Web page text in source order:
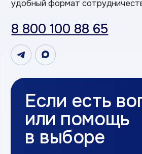
конфиденциальности иУсловиямиобработки
персональных данных
Оставить зяавку
Наши контакты